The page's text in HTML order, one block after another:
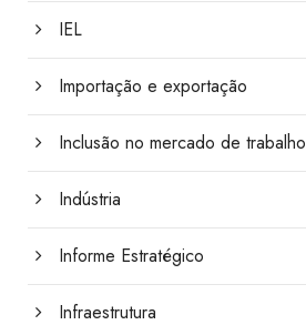
IEL
Importação e exportação
Inclusão no mercado de trabalho
Indústria
Informe Estratégico
Infraestrutura